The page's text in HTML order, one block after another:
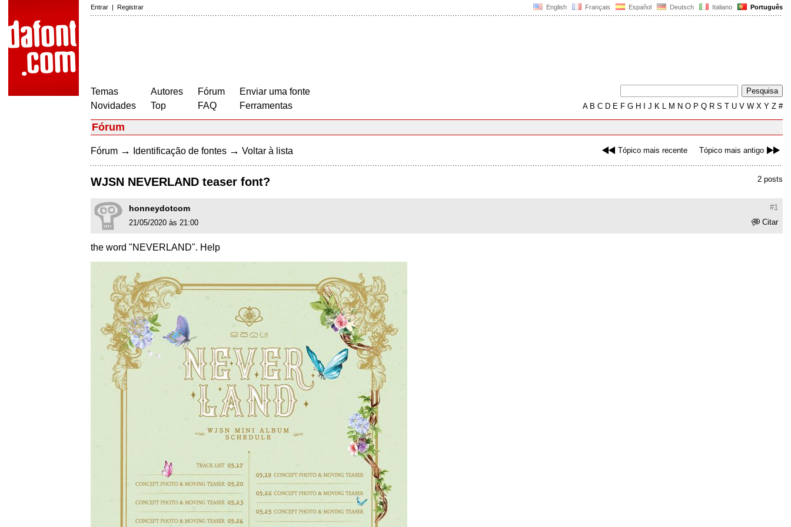
English Français Español Deutsch Italiano Português
Entrar | Registrar
Temas
Novidades
Autores
Top
Fórum
FAQ
Enviar uma fonte
Ferramentas
AB C D E F G H J K L M N O P Q R S T U V W X Y Z #
Fórum
Tópico mais recente Tópico mais antigo
Fórum → Identificação de fontes → Voltar à lista
2 posts
WJSN NEVERLAND teaser font?
#1
honneydotcom
Citar
21/05/2020 às 21:00
the word "NEVERLAND". Help